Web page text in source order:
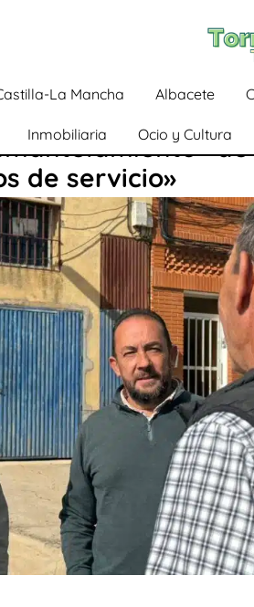
La Mancha Albacete
Inmobiliaria Ocio y Cultura
de servicio»